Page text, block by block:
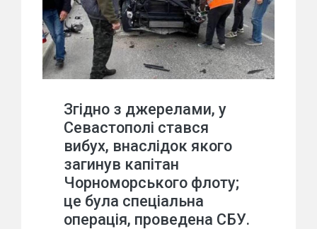
Згідно з джерелами, у
Севастополі стався
вибух, внаслідок якого
загинув капітан
Чорноморського флоту;
це була спеціальна
операція, проведена СБУ.